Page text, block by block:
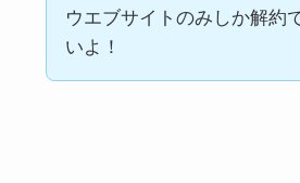
ウエブサイトのみしか解約
いよ！